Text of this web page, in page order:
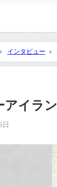
インタビュー
アイラ
日